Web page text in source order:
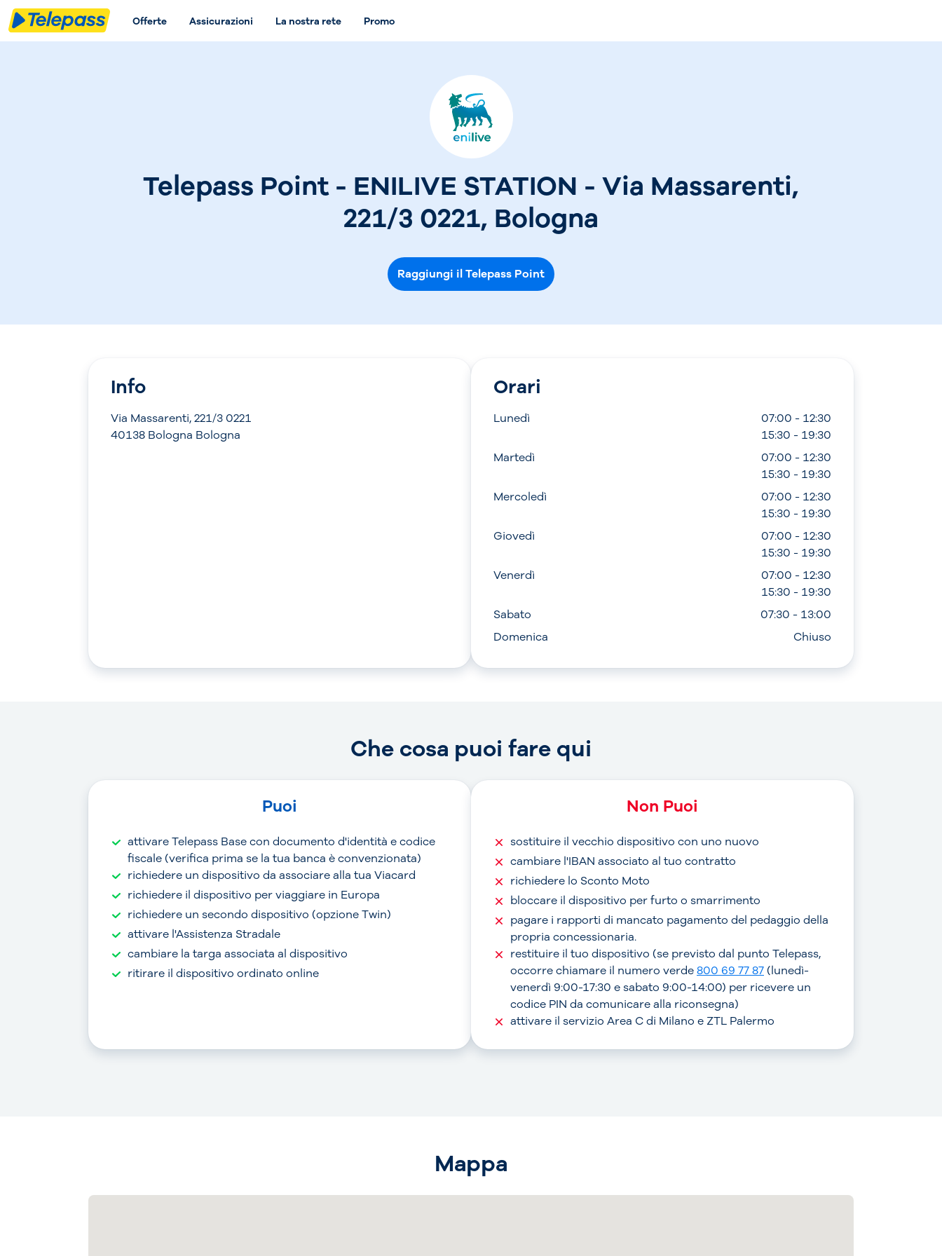
Offerte Assicurazioni La nostra rete Promo
Telepass Point - ENILIVE STATION - Via Massarenti,
221/3 0221, Bologna
Raggiungi il Telepass Point
Info
Via Massarenti, 221/3 0221
40138 Bologna Bologna
Orari
Lunedì
07:00 - 12:30
15:30 - 19:30
Martedì
07:00 - 12:30
15:30 - 19:30
Mercoledì
07:00 - 12:30
15:30 - 19:30
Giovedì
07:00 - 12:30
15:30 - 19:30
Venerdì
07:00 - 12:30
15:30 - 19:30
Sabato
07:30 - 13:00
Domenica
Chiuso
Che cosa puoi fare qui
Puoi
attivare Telepass Base con documento d'identità e codice
fiscale (verifica prima se la tua banca è convenzionata)
richiedere un dispositivo da associare alla tua Viacard
richiedere il dispositivo per viaggiare in Europa
richiedere un secondo dispositivo (opzione Twin)
attivare l'Assistenza Stradale
cambiare la targa associata al dispositivo
ritirare il dispositivo ordinato online
Non Puoi
sostituire il vecchio dispositivo con uno nuovo
cambiare l'IBAN associato al tuo contratto
richiedere lo Sconto Moto
bloccare il dispositivo per furto o smarrimento
pagare i rapporti di mancato pagamento del pedaggio della
propria concessionaria.
restituire il tuo dispositivo (se previsto dal punto Telepass,
occorre chiamare il numero verde800 69 77 87(lunedì-
venerdì 9:00-17:30 e sabato 9:00-14:00) per ricevere un
codice PIN da comunicare alla riconsegna)
attivare il servizio Area C di Milano e ZTL Palermo
Mappa